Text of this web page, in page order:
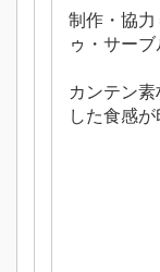
制作・協
ゥ・サーブ
カンテン
した食感